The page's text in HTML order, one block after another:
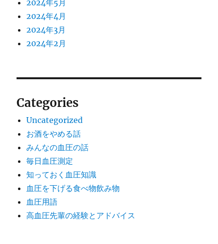
2024年5月
2024年4月
2024年3月
2024年2月
Categories
Uncategorized
お酒をやめる話
みんなの血圧の話
毎日血圧測定
知っておく血圧知識
血圧を下げる食べ物飲み物
血圧用語
高血圧先輩の経験とアドバイス